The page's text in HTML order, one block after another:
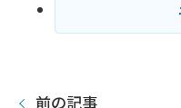
前の記事